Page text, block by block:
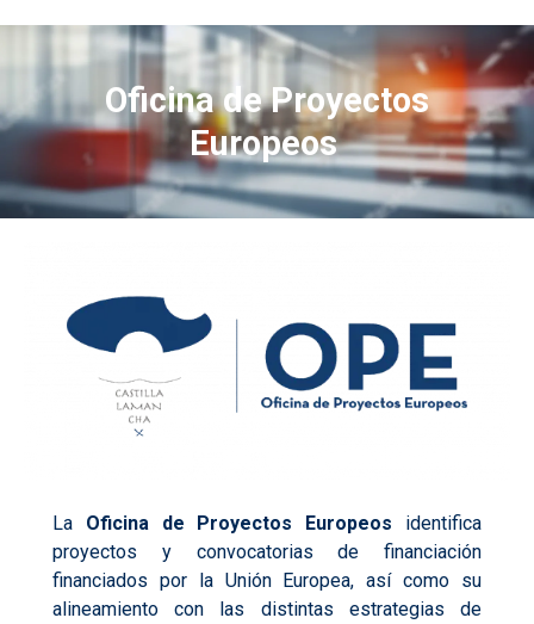
Oficina de Proyectos
Europeos
La Oficina de Proyectos Europeos identifica
proyectos y convocatorias de financiación
financiados por la Unión Europea, así como su
alineamiento con las distintas estrategias de